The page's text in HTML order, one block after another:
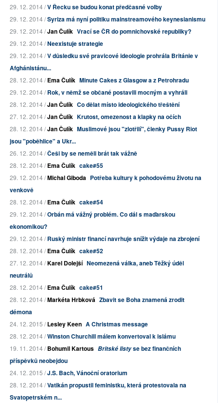
29. 12. 2014 /V Řecku se budou konat předčasné volby
29. 12. 2014 /Syriza má nyní politiku mainstreamového keynesianismu
29. 12. 2014 /Jan Čulík Vrací se ČR do pomnichovské republiky?
29. 12. 2014 /Neexistuje strategie
29. 12. 2014 /V důsledku své pravicové ideologie prohrála Británie v
Afghánistánu...
28. 12. 2014 /Ema Čulík Minute Cakes z Glasgow a z Petrohradu
29. 12. 2014 /Rok, v němž se občané postavili mocným a vyhráli
28. 12. 2014 /Jan Čulík Co dělat místo ideologického třeštění
27. 12. 2014 /Jan Čulík Krutost, omezenost a klapky na očích
28. 12. 2014 /Jan Čulík Muslimové jsou "zlotřilí", členky Pussy Riot
jsou "poběhlice" a Ukr...
26. 12. 2014 /Češi by se neměli brát tak vážně
28. 12. 2014 /Ema Čulík cake#55
29. 12. 2014 /Michal Giboda Potřeba kultury k pohodovému životu na
venkově
28. 12. 2014 /Ema Čulík cake#54
29. 12. 2014 /Orbán má vážný problém. Co dál s maďarskou
ekonomikou?
29. 12. 2014 /Ruský ministr financí navrhuje snížit výdaje na zbrojení
28. 12. 2014 /Ema Čulík cake#52
27. 12. 2014 /Karel Dolejší Neomezená válka, aneb Těžký úděl
neutrálů
28. 12. 2014 /Ema Čulík cake#51
28. 12. 2014 /Markéta Hrbková Zbavit se Boha znamená zrodit
démona
24. 12. 2015 /Lesley Keen A Christmas message
28. 12. 2014 /Winston Churchill málem konvertoval k islámu
19. 11. 2014 /Bohumil Kartous Britské listyse bez finančních
příspěvků neobejdou
24. 12. 2015 /J.S. Bach, Vánoční oratorium
28. 12. 2014 /Vatikán propustil feministku, která protestovala na
Svatopetrském n...